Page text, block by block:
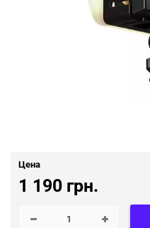
Цена
1 190 грн.